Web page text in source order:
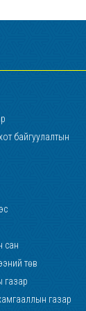
байгуулалтын
сан
төв
газар
газар